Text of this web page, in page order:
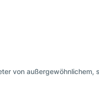
von außergewöhnlichem,